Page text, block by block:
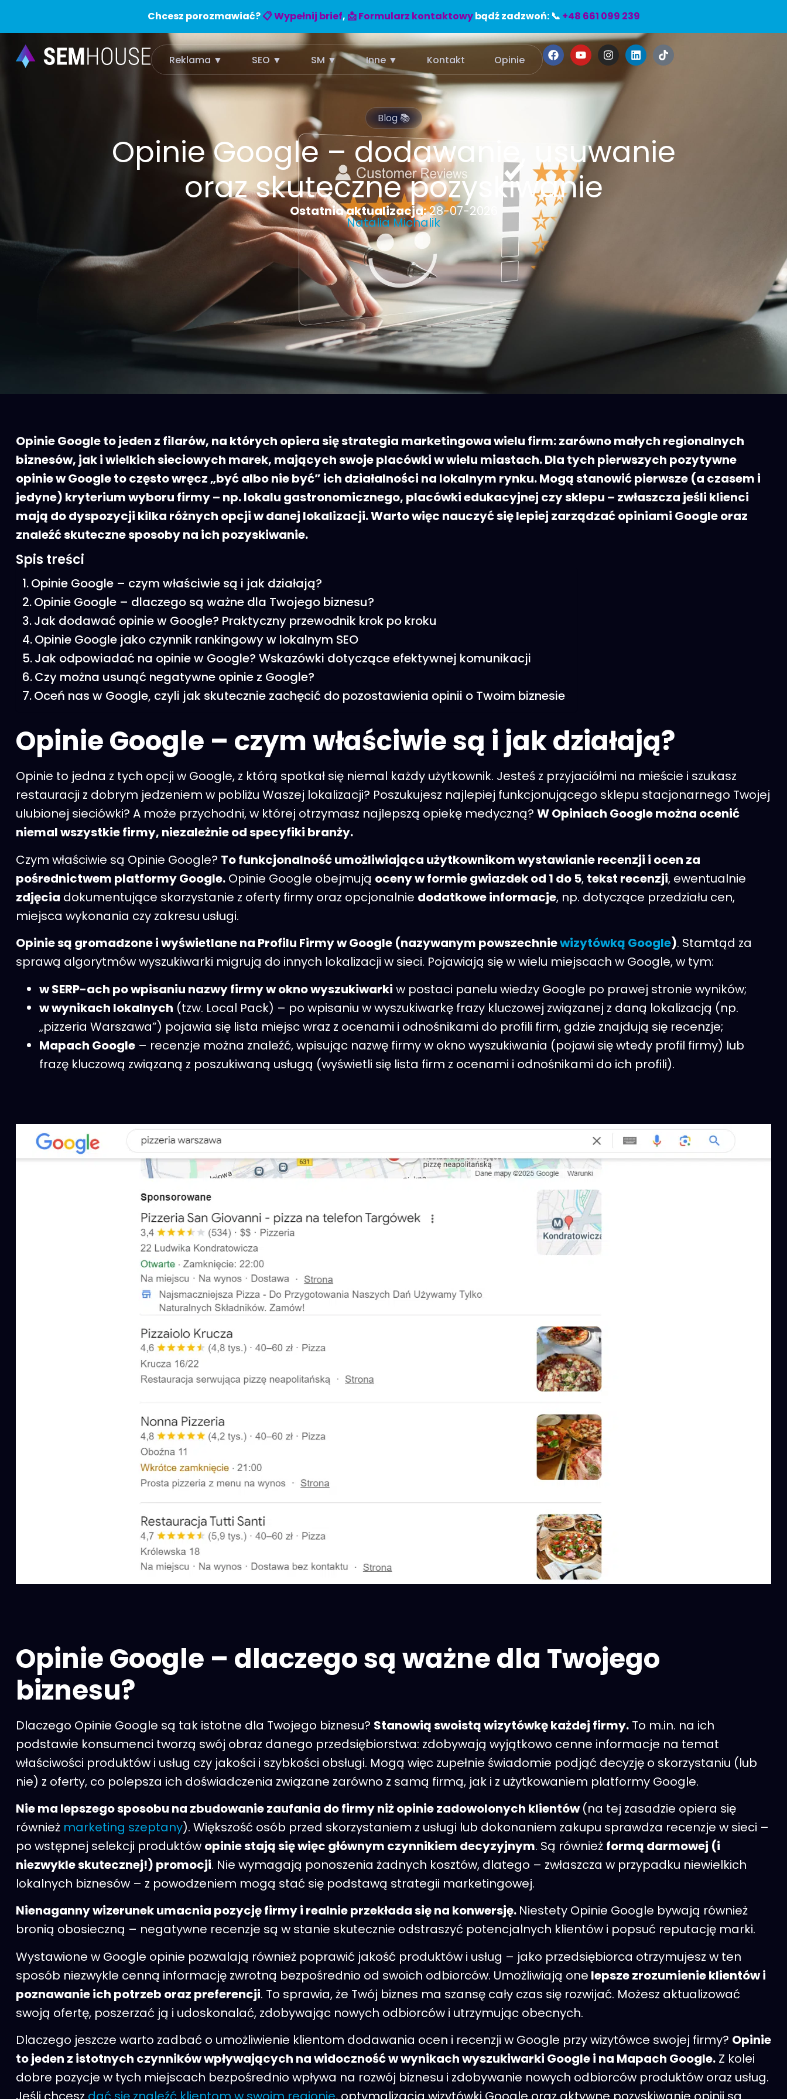
Chcesz porozmawiać?📋 Wypełnij brief, 📩 Formularz kontaktowybądź zadzwoń: 📞 +48 661 099 239
Reklama ▼ SEO ▼ SM ▼ Inne ▼ Kontakt Opinie
Blog 📚
Opinie Google – dodawanie, usuwanie
oraz skuteczne pozyskiwanie
Ostatnia aktualizacja:28-07-2026
Natalia Michalik
Opinie Google to jeden z filarów, na których opiera się strategia marketingowa wielu firm: zarówno małych regionalnych
biznesów, jak i wielkich sieciowych marek, mających swoje placówki w wielu miastach. Dla tych pierwszych pozytywne
opinie w Google to często wręcz „być albo nie być” ich działalności na lokalnym rynku. Mogą stanowić pierwsze (a czasem i
jedyne) kryterium wyboru firmy – np. lokalu gastronomicznego, placówki edukacyjnej czy sklepu – zwłaszcza jeśli klienci
mają do dyspozycji kilka różnych opcji w danej lokalizacji. Warto więc nauczyć się lepiej zarządzać opiniami Google oraz
znaleźć skuteczne sposoby na ich pozyskiwanie.
Spis treści
Opinie Google – czym właściwie są i jak działają?
Opinie Google – dlaczego są ważne dla Twojego biznesu?
Jak dodawać opinie w Google? Praktyczny przewodnik krok po kroku
Opinie Google jako czynnik rankingowy w lokalnym SEO
Jak odpowiadać na opinie w Google? Wskazówki dotyczące efektywnej komunikacji
Czy można usunąć negatywne opinie z Google?
Oceń nas w Google, czyli jak skutecznie zachęcić do pozostawienia opinii o Twoim biznesie
Opinie Google – czym właściwie są i jak działają?
Opinie to jedna z tych opcji w Google, z którą spotkał się niemal każdy użytkownik. Jesteś z przyjaciółmi na mieście i szukasz
restauracji z dobrym jedzeniem w pobliżu Waszej lokalizacji? Poszukujesz najlepiej funkcjonującego sklepu stacjonarnego Twojej
ulubionej sieciówki? A może przychodni, w której otrzymasz najlepszą opiekę medyczną? W Opiniach Google można ocenić
niemal wszystkie firmy, niezależnie od specyfiki branży.
Czym właściwie są Opinie Google? To funkcjonalność umożliwiająca użytkownikom wystawianie recenzji i ocen za
pośrednictwem platformy Google. Opinie Google obejmują oceny w formie gwiazdek od 1 do 5, tekst recenzji, ewentualnie
zdjęcia dokumentujące skorzystanie z oferty firmy oraz opcjonalnie dodatkowe informacje, np. dotyczące przedziału cen,
miejsca wykonania czy zakresu usługi.
Opinie są gromadzone i wyświetlane na Profilu Firmy w Google (nazywanym powszechniewizytówką Google). Stamtąd za
sprawą algorytmów wyszukiwarki migrują do innych lokalizacji w sieci. Pojawiają się w wielu miejscach w Google, w tym:
w SERP-ach po wpisaniu nazwy firmy w okno wyszukiwarki w postaci panelu wiedzy Google po prawej stronie wyników;
w wynikach lokalnych (tzw. Local Pack) – po wpisaniu w wyszukiwarkę frazy kluczowej związanej z daną lokalizacją (np.
„pizzeria Warszawa”) pojawia się lista miejsc wraz z ocenami i odnośnikami do profili firm, gdzie znajdują się recenzje;
Mapach Google – recenzje można znaleźć, wpisując nazwę firmy w okno wyszukiwania (pojawi się wtedy profil firmy) lub
frazę kluczową związaną z poszukiwaną usługą (wyświetli się lista firm z ocenami i odnośnikami do ich profili).
Opinie Google – dlaczego są ważne dla Twojego
biznesu?
Dlaczego Opinie Google są tak istotne dla Twojego biznesu? Stanowią swoistą wizytówkę każdej firmy. To m.in. na ich
podstawie konsumenci tworzą swój obraz danego przedsiębiorstwa: zdobywają wyjątkowo cenne informacje na temat
właściwości produktów i usług czy jakości i szybkości obsługi. Mogą więc zupełnie świadomie podjąć decyzję o skorzystaniu (lub
nie) z oferty, co polepsza ich doświadczenia związane zarówno z samą firmą, jak i z użytkowaniem platformy Google.
Nie ma lepszego sposobu na zbudowanie zaufania do firmy niż opinie zadowolonych klientów(na tej zasadzie opiera się
również marketing szeptany). Większość osób przed skorzystaniem z usługi lub dokonaniem zakupu sprawdza recenzje w sieci –
po wstępnej selekcji produktów opinie stają się więc głównym czynnikiem decyzyjnym. Są również formą darmowej (i
niezwykle skutecznej!) promocji. Nie wymagają ponoszenia żadnych kosztów, dlatego – zwłaszcza w przypadku niewielkich
lokalnych biznesów – z powodzeniem mogą stać się podstawą strategii marketingowej.
Nienaganny wizerunek umacnia pozycję firmy i realnie przekłada się na konwersję. Niestety Opinie Google bywają również
bronią obosieczną – negatywne recenzje są w stanie skutecznie odstraszyć potencjalnych klientów i popsuć reputację marki.
Wystawione w Google opinie pozwalają również poprawić jakość produktów i usług – jako przedsiębiorca otrzymujesz w ten
sposób niezwykle cenną informację zwrotną bezpośrednio od swoich odbiorców. Umożliwiają one lepsze zrozumienie klientów i
poznawanie ich potrzeb oraz preferencji. To sprawia, że Twój biznes ma szansę cały czas się rozwijać. Możesz aktualizować
swoją ofertę, poszerzać ją i udoskonalać, zdobywając nowych odbiorców i utrzymując obecnych.
Dlaczego jeszcze warto zadbać o umożliwienie klientom dodawania ocen i recenzji w Google przy wizytówce swojej firmy? Opinie
to jeden z istotnych czynników wpływających na widoczność w wynikach wyszukiwarki Google i na Mapach Google. Z kolei
dobre pozycje w tych miejscach bezpośrednio wpływa na rozwój biznesu i zdobywanie nowych odbiorców produktów oraz usług.